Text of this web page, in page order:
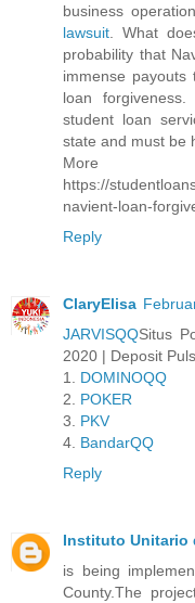
business
lawsuit. What
probability that
immense
loan
student loan
state and must be
https://
navient-loan-
Reply
ClaryElisa
JARVISQQSitus
2020 | Deposit
1. DOMINOQQ
2. POKER
3. PKV
4. BandarQQ
Reply
Instituto Unitario
is being
County.The